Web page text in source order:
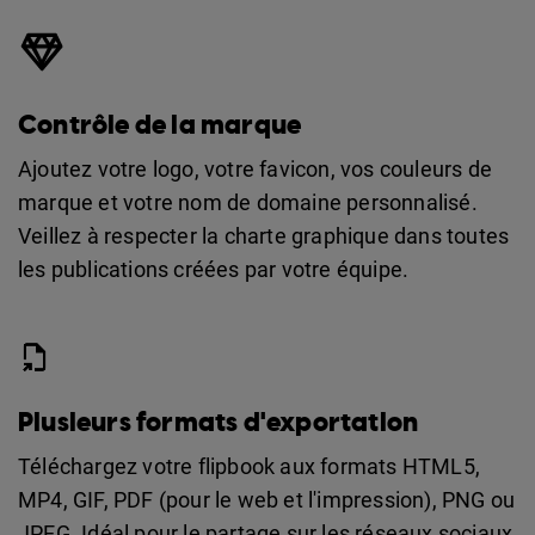
Contrôle de la marque
Ajoutez votre logo, votre favicon, vos couleurs de
marque et votre nom de domaine personnalisé.
Veillez à respecter la charte graphique dans toutes
les publications créées par votre équipe.
Plusieurs formats d'exportation
Téléchargez votre flipbook aux formats HTML5,
MP4, GIF, PDF (pour le web et l'impression), PNG ou